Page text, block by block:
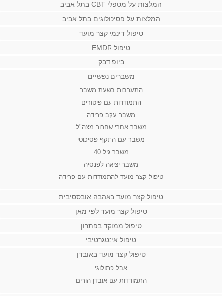
המלצות על מטפלי CBT בתל אביב
המלצות על פסיכולוגים בתל אביב
טיפול דינמי קצר מועד
טיפול EMDR
ביופידבק
משברים נפשיים
התערבות בשעת משבר
התמודדות עם פיטורים
משבר עקב פרידה
משבר אחרי שחרור מצה"ל
משבר עם התקף פסיכוטי
משבר גיל 40
משבר יציאה לפנסיה
טיפול קצר מועד להתמודדות עם פרידה
טיפול קצר מועד באהבה אובססיבית
טיפול קצר מועד לפי מאן
טיפול ממוקד בפתרון
טיפול אינטגרטיבי
טיפול קצר מועד באובדן
אבל פתולוגי
התמודדות עם אובדן הורים